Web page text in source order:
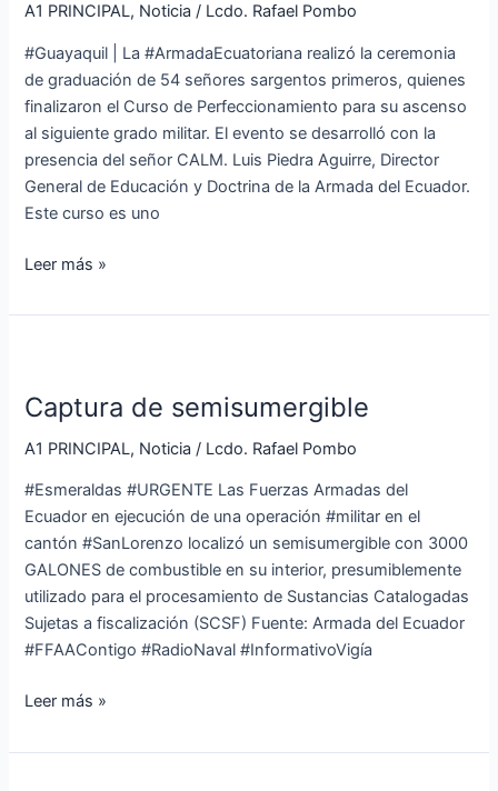
A1 PRINCIPAL, Noticia / Lcdo. Rafael Pombo
#Guayaquil | La #ArmadaEcuatoriana realizó la ceremonia
de graduación de 54 señores sargentos primeros, quienes
finalizaron el Curso de Perfeccionamiento para su ascenso
al siguiente grado militar. El evento se desarrolló con la
presencia del señor CALM. Luis Piedra Aguirre, Director
General de Educación y Doctrina de la Armada del Ecuador.
Este curso es uno
primeros
Leer más »
Captura de semisumergible
A1 PRINCIPAL, Noticia / Lcdo. Rafael Pombo
#Esmeraldas #URGENTE Las Fuerzas Armadas del
Ecuador en ejecución de una operación #militar en el
cantón #SanLorenzo localizó un semisumergible con 3000
GALONES de combustible en su interior, presumiblemente
utilizado para el procesamiento de Sustancias Catalogadas
Sujetas a fiscalización (SCSF) Fuente: Armada del Ecuador
#FFAAContigo #RadioNaval #InformativoVigía
semisumergible
Leer más »